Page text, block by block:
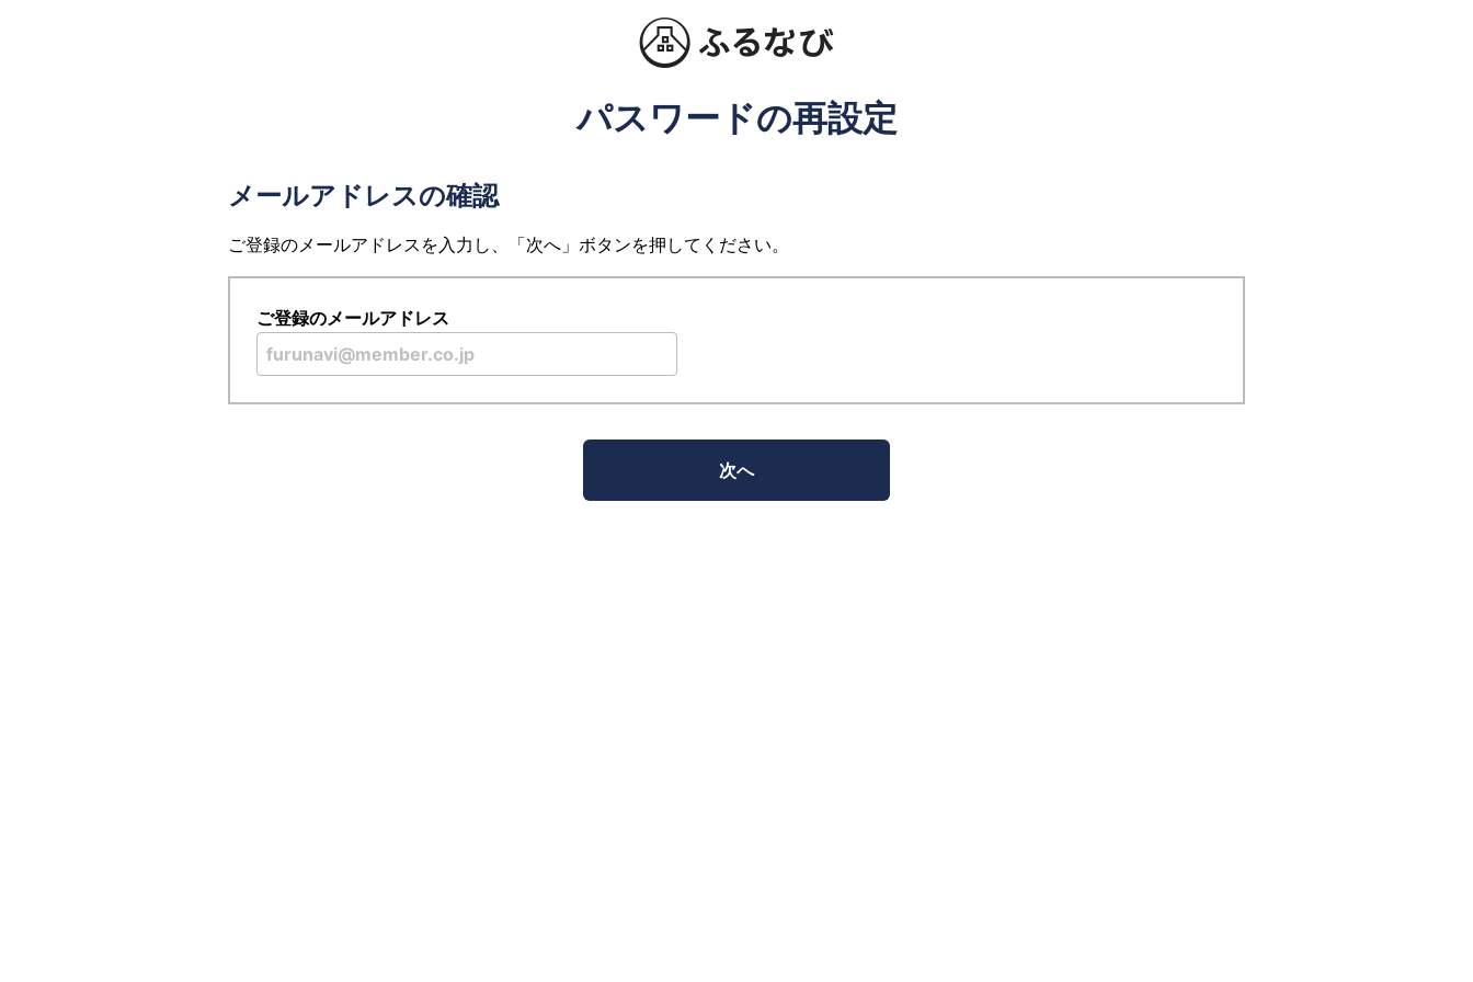
パスワードの再設定
メールアドレスの確認
ご登録のメールアドレスを入力し、「次へ」ボタンを押してください。
ご登録のメールアドレス